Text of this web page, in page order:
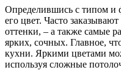
Определившись с типом и
его цвет. Часто
оттенки, – а также самые
ярких, сочных. Главное,
кухни. Яркими цветами
используя сложные